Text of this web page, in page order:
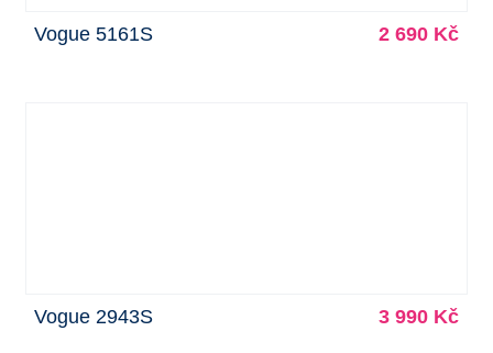
Vogue 5161S 2 690 Kč
Vogue 2943S 3 990 Kč